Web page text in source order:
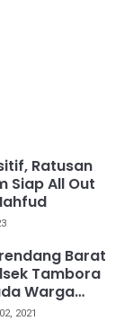
Ratusan
Siap All Out
Barat
Tambora
Warga
2021